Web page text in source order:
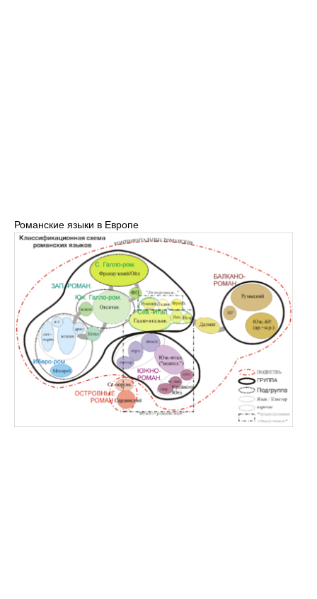
Романские языки в Европе